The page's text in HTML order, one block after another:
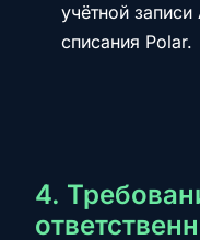
учётной
списания Polar.
4.